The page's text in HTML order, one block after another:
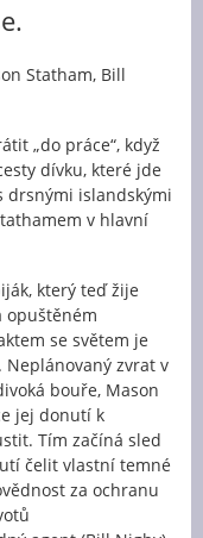
Statham, Bill
„do práce“, když
dívku, které jde
drsnými islandskými
v hlavní
který teď žije
opuštěném
se světem je
zvrat v
bouře, Mason
jej donutí k
Tím začíná sled
čelit vlastní temné
za ochranu